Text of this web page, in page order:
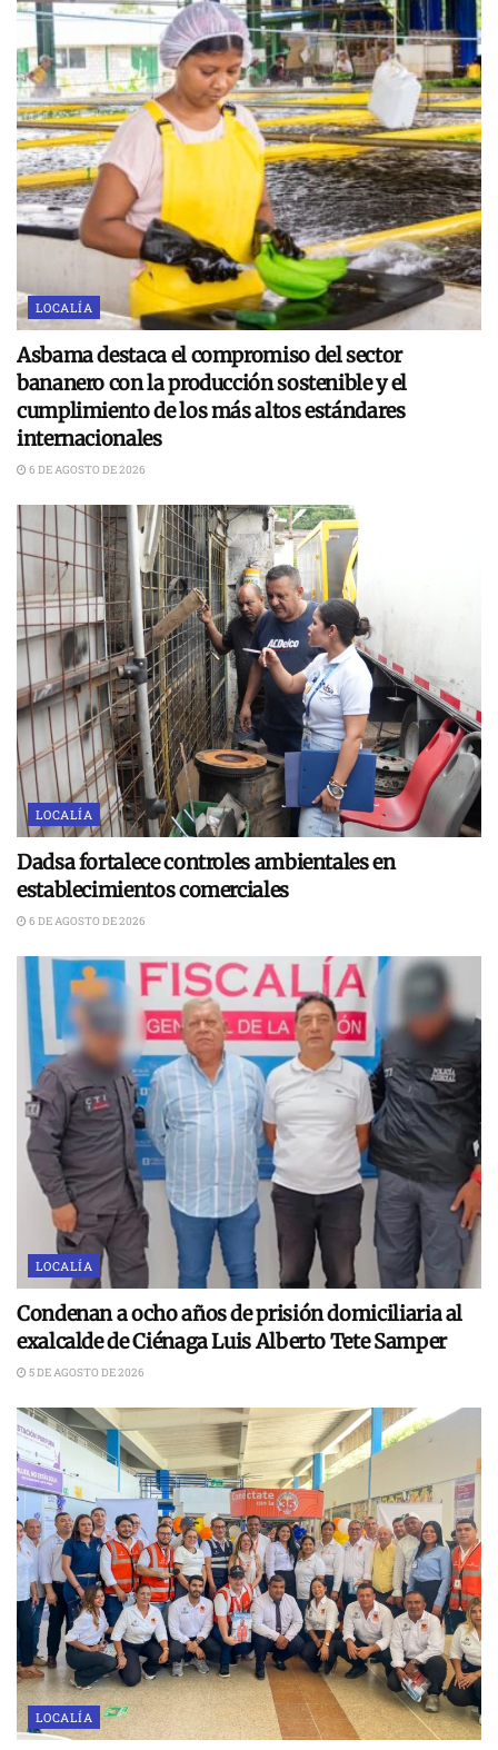
LOCALÍA
Asbama destaca el compromiso del sector
bananero con la producción sostenible y el
cumplimiento de los más altos estándares
internacionales
6 DE AGOSTO DE 2026
LOCALÍA
Dadsa fortalece controles ambientales en
establecimientos comerciales
6 DE AGOSTO DE 2026
LOCALÍA
Condenan a ocho años de prisión domiciliaria al
exalcalde de Ciénaga Luis Alberto Tete Samper
5 DE AGOSTO DE 2026
LOCALÍA